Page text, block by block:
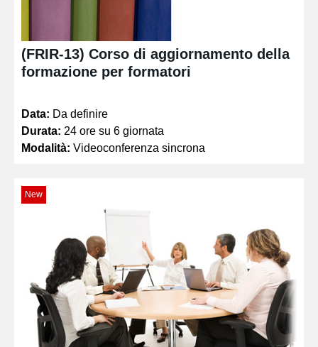
(FRIR-13) Corso di aggiornamento della
formazione per formatori
Data: Da definire
Durata: 24 ore su 6 giornata
Modalità: Videoconferenza sincrona
New